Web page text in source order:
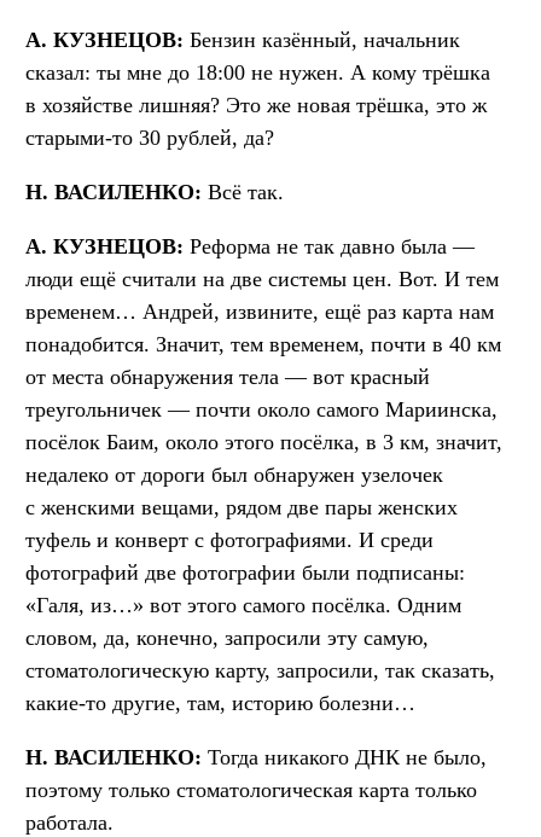
А. КУЗНЕЦОВ: Бензин казённый, начальник
сказал: ты мне до 18:00 не нужен. А кому трёшка
в хозяйстве лишняя? Это же новая трёшка, это ж
старыми-то 30 рублей, да?
Н. ВАСИЛЕНКО: Всё так.
А. КУЗНЕЦОВ: Реформа не так давно была —
люди ещё считали на две системы цен. Вот. И тем
временем… Андрей, извините, ещё раз карта нам
понадобится. Значит, тем временем, почти в 40 км
от места обнаружения тела — вот красный
треугольничек — почти около самого Мариинска,
посёлок Баим, около этого посёлка, в 3 км, значит,
недалеко от дороги был обнаружен узелочек
с женскими вещами, рядом две пары женских
туфель и конверт с фотографиями. И среди
фотографий две фотографии были подписаны:
«Галя, из…» вот этого самого посёлка. Одним
словом, да, конечно, запросили эту самую,
стоматологическую карту, запросили, так сказать,
какие-то другие, там, историю болезни…
Н. ВАСИЛЕНКО: Тогда никакого ДНК не было,
поэтому только стоматологическая карта только
работала.